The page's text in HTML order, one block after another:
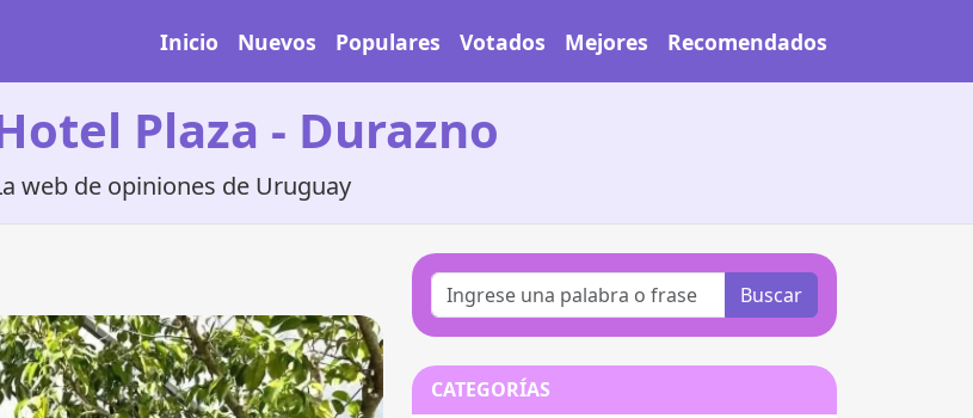
Inicio Nuevos Populares Votados Mejores Recomendados
Plaza - Durazno
web de opiniones de Uruguay
Buscar
CATEGORÍAS